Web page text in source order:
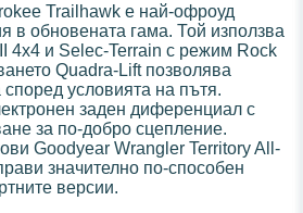
Trailhawk е най-офроуд
в обновената гама. Той използва
4x4 и Selec-Terrain с режим Rock
Quadra-Lift позволява
условията на пътя.
заден диференциал с
за по-добро сцепление.
Goodyear Wrangler Territory All-
значително по-способен
версии.